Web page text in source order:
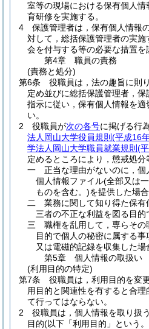
室等の現場における保有個人
育研修を実施する。
4
保護管理者は，保有個人情報
対して，総括保護管理者の実
会を付与する等の必要な措置を
第4章
職員の責務
(責務と処分)
第6条
役職員は，法の趣旨に則
定め並びに総括保護管理者，
指示に従い，保有個人情報を
い。
2
役職員が次の各号に掲げる行
法人岡山大学役員規則 (平成16
学法人岡山大学職員就業規則 (
定めるところにより，懲戒処分
一
正当な理由がないのに，
個人情報ファイル(全部又は
ものを含む。)を提供した場合
二
業務に関して知り得た保
三者の不正な利益を図る目
三
職権を乱用して，専らそ
目的で個人の秘密に属する
又は電磁的記録を収集した場
第5章
個人情報の取扱い
(利用目的の特定)
第7条
役職員は，利用目的を変
用目的と関連性を有すると合
て行ってはならない。
2
役職員は，個人情報を取り扱
目的(以下「利用目的」という